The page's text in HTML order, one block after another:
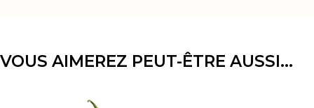
VOUS AIMEREZ PEUT-ÊTRE AUSSI…